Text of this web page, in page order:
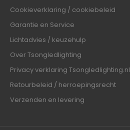
Cookieverklaring / cookiebeleid
Garantie en Service
Lichtadvies / keuzehulp
Over Tsongledlighting
Privacy verklaring Tsongledlighting.nl
Retourbeleid / herroepingsrecht
Verzenden en levering